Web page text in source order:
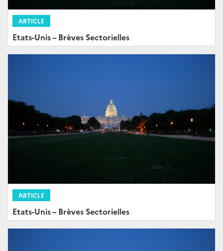
ARTICLE
Etats-Unis – Brèves Sectorielles
ARTICLE
Etats-Unis – Brèves Sectorielles